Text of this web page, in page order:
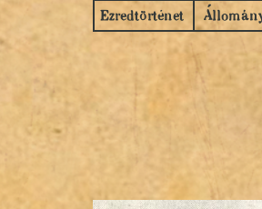
Ezredtörténet